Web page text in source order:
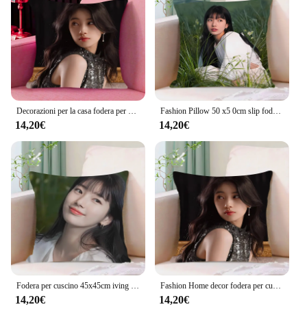
Decorazioni per la casa fodera per cuscino iving room bedroomo office car 50x50 B-Bae Suzys Dakimakura cuscini di moda federa quadrata
14,20€
Fashion Pillow 50 x5 0cm slip fodere per cuscini biancheria da letto comodo cuscino buon divano Home Car Luxury B-Bae Suzys federe
14,20€
Fodera per cuscino 45x45cm iving room car restaurant deck chair Dakimakura B-Bae Suzys cuscini di tiro Square Home decor federa
14,20€
Fashion Home decor fodera per cuscino iving room bedroomo office car 50x50 Dakimakura B-Bae Suzys cuscini di tiro federa quadrata
14,20€